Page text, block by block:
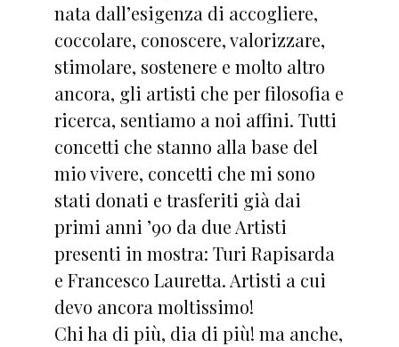
nata dall’esigenza di accogliere,
coccolare, conoscere, valorizzare,
stimolare, sostenere e molto altro
ancora, gli artisti che per filosofia e
ricerca, sentiamo a noi affini. Tutti
concetti che stanno alla base del
mio vivere, concetti che mi sono
stati donati e trasferiti già dai
primi anni ’90 da due Artisti
presenti in mostra: Turi Rapisarda
e Francesco Lauretta. Artisti a cui
devo ancora moltissimo!
Chi ha di più, dia di più! ma anche,